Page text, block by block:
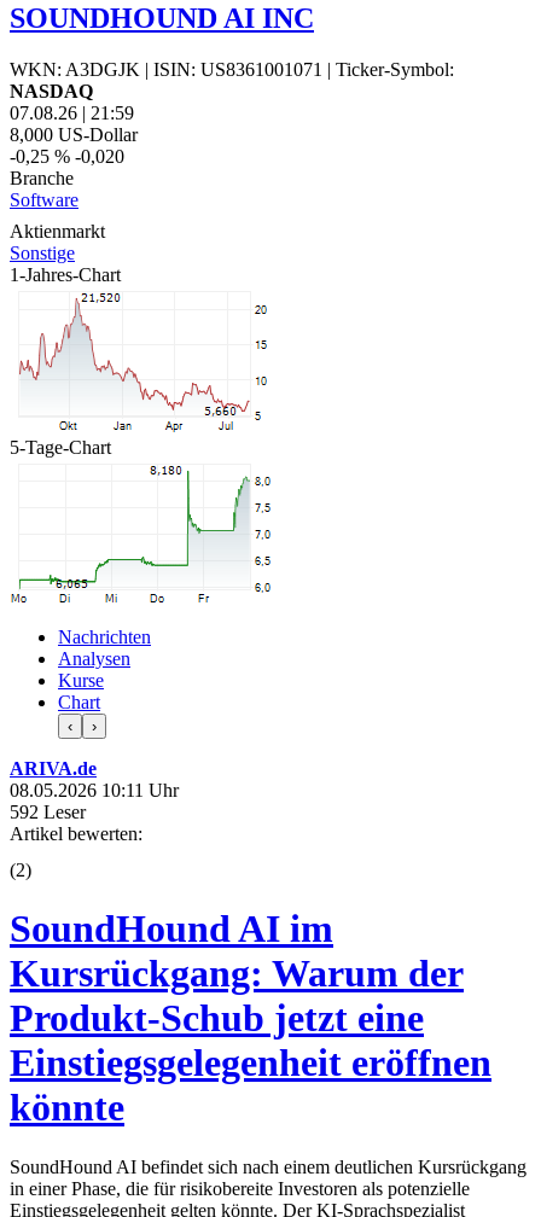
SOUNDHOUND AI INC
WKN: A3DGJK | ISIN: US8361001071 | Ticker-Symbol:
NASDAQ
07.08.26 | 21:59
8,000 US-Dollar
-0,25 % -0,020
Branche
Software
Aktienmarkt
Sonstige
1-Jahres-Chart
5-Tage-Chart
Nachrichten
Analysen
Kurse
Chart
‹ ›
ARIVA.de
08.05.2026 10:11 Uhr
592 Leser
Artikel bewerten:
(2)
SoundHound AI im
Kursrückgang: Warum der
Produkt-Schub jetzt eine
Einstiegsgelegenheit eröffnen
könnte
SoundHound AI befindet sich nach einem deutlichen Kursrückgang
in einer Phase, die für risikobereite Investoren als potenzielle
Einstiegsgelegenheit gelten könnte. Der KI-Sprachspezialist